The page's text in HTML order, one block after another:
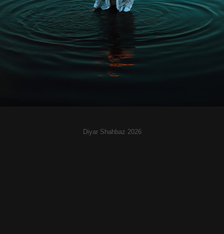
Diyar Shahbaz 2026